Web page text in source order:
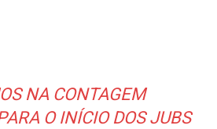
NA CONTAGEM
O INÍCIO DOS JUBS